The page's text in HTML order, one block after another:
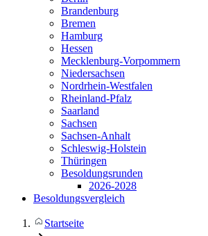
Brandenburg
Bremen
Hamburg
Hessen
Mecklenburg-Vorpommern
Niedersachsen
Nordrhein-Westfalen
Rheinland-Pfalz
Saarland
Sachsen
Sachsen-Anhalt
Schleswig-Holstein
Thüringen
Besoldungsrunden
2026-2028
Besoldungsvergleich
Startseite